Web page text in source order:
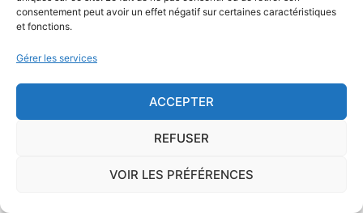
consentement peut avoir un effet négatif sur certaines caractéristiques
et fonctions.
Gérer les services
ACCEPTER
REFUSER
VOIR LES PRÉFÉRENCES
cancer du poumon.
Présent essentiellement dans les sols mais également, en
et l'eau de distribution, le radon peut s'infiltrer à l'intérieur
d'une habitation par le passage des canalisations, les vides
sanitaires, les caves, etc.
dispositifs spécifiques, qui coûtent